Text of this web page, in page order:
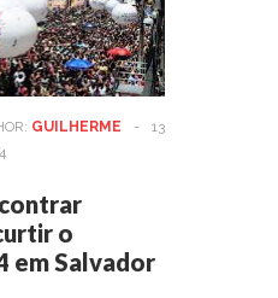
GUILHERME -
13
o
em Salvador